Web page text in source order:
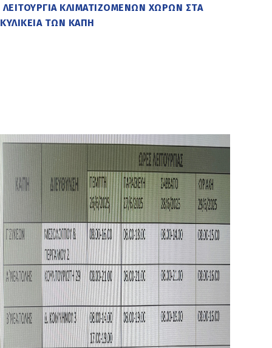
ΛΕΙΤΟΥΡΓΙΑ ΚΛΙΜΑΤΙΖΟΜΕΝΩΝ ΧΩΡΩΝ ΣΤΑ
ΚΥΛΙΚΕΙΑ ΤΩΝ ΚΑΠΗ